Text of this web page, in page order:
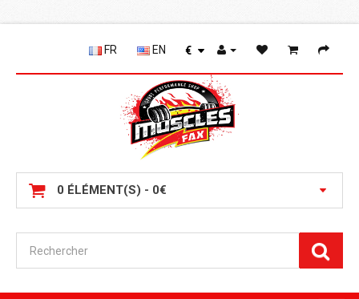
FR EN €
0 ÉLÉMENT(S) - 0€